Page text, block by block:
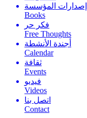
إصدارات المؤسسة
Books
فكر حر
Free Thoughts
أجندة الأنشطة
Calendar
ثقافة
Events
فيديو
Videos
اتصل بنا
Contact